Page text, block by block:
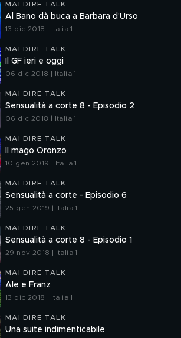
MAI DIRE TALK
Al Bano dà buca a Barbara d'Urso
13 dic 2018 | Italia 1
MAI DIRE TALK
Il GF ieri e oggi
06 dic 2018 | Italia 1
MAI DIRE TALK
Sensualità a corte 8 - Episodio 2
06 dic 2018 | Italia 1
MAI DIRE TALK
Il mago Oronzo
10 gen 2019 | Italia 1
MAI DIRE TALK
Sensualità a corte - Episodio 6
25 gen 2019 | Italia 1
MAI DIRE TALK
Sensualità a corte 8 - Episodio 1
29 nov 2018 | Italia 1
MAI DIRE TALK
Ale e Franz
13 dic 2018 | Italia 1
MAI DIRE TALK
Una suite indimenticabile